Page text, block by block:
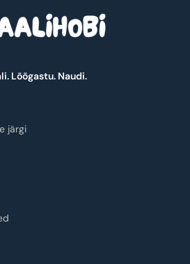
Lõõgastu. Naudi.
järgi